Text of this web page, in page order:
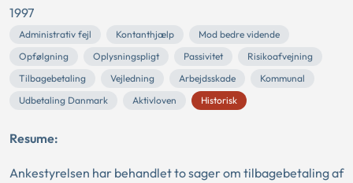
1997
Administrativ fejl Kontanthjælp
Mod bedre vidende
Opfølgning
Oplysningspligt Passivitet
Risikoafvejning
Tilbagebetaling
Vejledning Arbejdsskade
Kommunal
Udbetaling Danmark
Aktivloven Historisk
Resume:
Ankestyrelsen har behandlet to sager om tilbagebetaling af